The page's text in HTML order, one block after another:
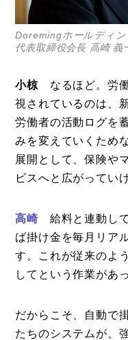
Doremingホールディ
代表取締役会長 高崎 義
小椋 なるほど。労
視されているのは、
労働者の活動ログを
みを変えていくため
展開として、保険や
ビスへと広がってい
高崎 給料と連動し
ば掛け金を毎月リア
す。これが従来のよ
してという作業があ
だからこそ、自動で
たちのシステムが、